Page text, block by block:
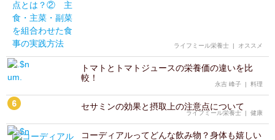
ライフミール栄養士 | オススメ
トマトとトマトジュースの栄養価の違いを比
較！
永吉 峰子 | 料理
セサミンの効果と摂取上の注意点について
ライフミール栄養士| 健康
コーディアルってどんな飲み物？身体も嬉しい